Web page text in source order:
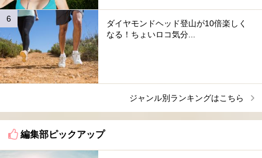
ダイヤモンドヘッド登山が10倍楽しく
なる！ちょいロコ気分...
ジャンル別ランキングはこちら
編集部ピックアップ